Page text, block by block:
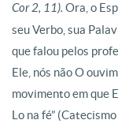
Cor 2, 11). Ora, o
seu Verbo, sua
que falou pelos
Ele, nós não O
movimento em que
Lo na fé”